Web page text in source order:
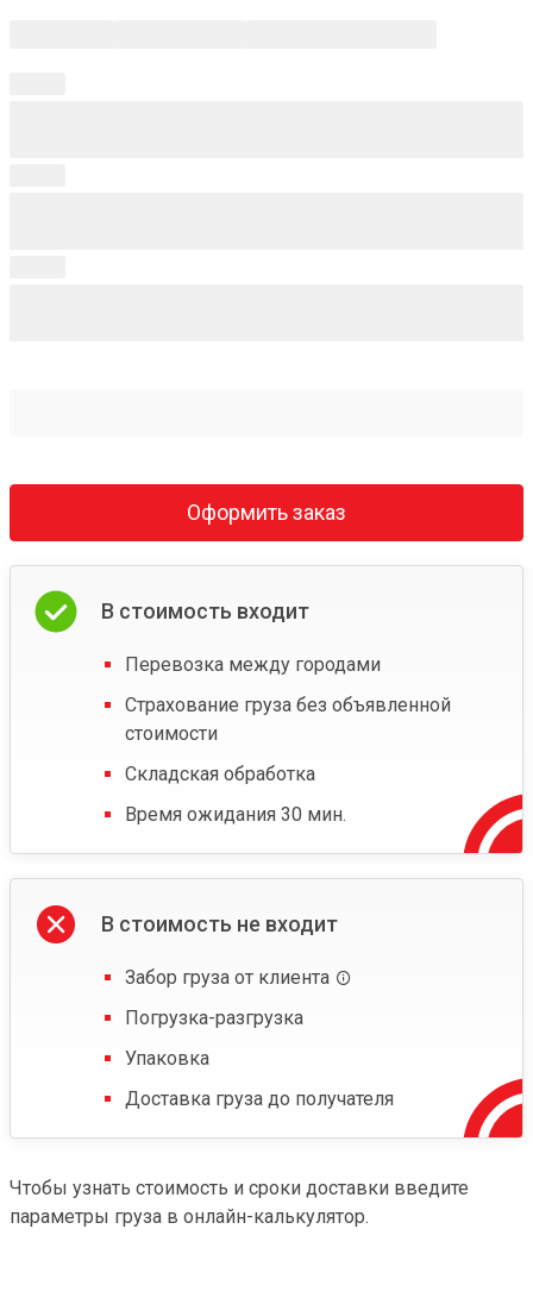
Оформить заказ
В стоимость входит
Перевозка между городами
Страхование груза без объявленной
стоимости
Складская обработка
Время ожидания 30 мин.
В стоимость не входит
Забор груза от клиента
Погрузка-разгрузка
Упаковка
Доставка груза до получателя
Чтобы узнать стоимость и сроки доставки введите
параметры груза в онлайн-калькулятор.